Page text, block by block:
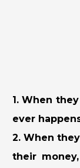
1. When
ever
2. When
their